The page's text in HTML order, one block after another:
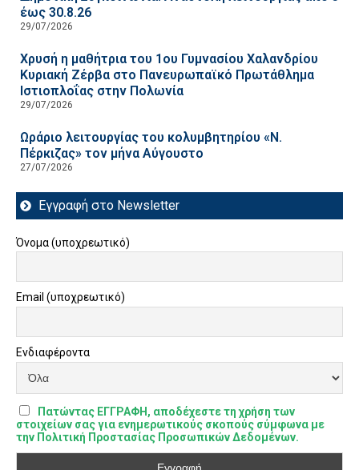
έως 30.8.26
29/07/2026
Χρυσή η μαθήτρια του 1ου Γυμνασίου Χαλανδρίου
Κυριακή Ζέρβα στο Πανευρωπαϊκό Πρωτάθλημα
Ιστιοπλοΐας στην Πολωνία
29/07/2026
Ωράριο λειτουργίας του κολυμβητηρίου «Ν.
Πέρκιζας» τον μήνα Αύγουστο
27/07/2026
Εγγραφή στο Newsletter
Όνομα (υποχρεωτικό)
Email (υποχρεωτικό)
Ενδιαφέροντα
Πατώντας ΕΓΓΡΑΦΗ, αποδέχεστε τη χρήση των
στοιχείων σας για ενημερωτικούς σκοπούς σύμφωνα με
την Πολιτική Προστασίας Προσωπικών Δεδομένων.